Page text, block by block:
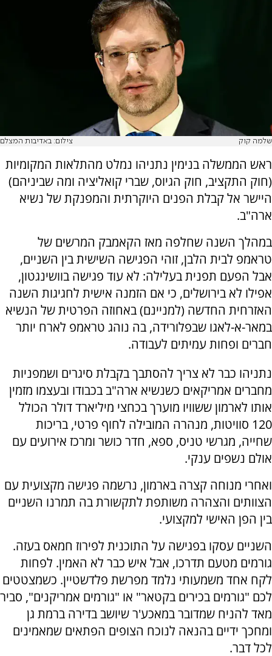
שלמה קוק צילום: באדיבות המצלם
ראש הממשלה בנימין נתניהו נמלט מהתלאות המקומיות
(חוק התקציב, חוק הגיוס, שברי קואליציה ומה שביניהם)
היישר אל קבלת הפנים היוקרתית והמפנקת של נשיא
ארה"ב.
במהלך השנה שחלפה מאז הקאמבק המרשים של
טראמפ לבית הלבן, זוהי הפגישה השישית בין השניים,
אבל הפעם תפנית בעלילה: לא עוד פגישה בוושינגטון,
אפילו לא בירושלים, כי אם הזמנה אישית לחגיגות השנה
האזרחית החדשה (למניינם) באחוזה הפרטית של הנשיא
במאר-א-לאגו שבפלורידה, בה נוהג טראמפ לארח יותר
חברים ופחות עמיתים לעבודה.
נתניהו כבר לא צריך להסתבך בקבלת סיגרים ושמפניות
מחברים אמריקאים כשנשיא ארה"ב בכבודו ובעצמו מזמין
אותו לארמון ששוויו מוערך בכחצי מיליארד דולר הכולל
120 סוויטות, מנהרה המובילה לחוף פרטי, בריכות
שחייה, מגרשי טניס, ספא, חדר כושר ומרכז אירועים עם
אולם נשפים ענקי.
ואחרי מנוחה קצרה בארמון, נרשמה פגישה מקצועית עם
הצוותים והצהרה משותפת לתקשורת בה תמרנו השניים
בין הפן האישי למקצועי.
השניים עסקו בפגישה על התוכנית לפירוז חמאס בעזה.
גורמים מטעם תדרכו, אבל איש כבר לא האמין. לפחות
לקח אחד משמעותי נלמד מפרשת פלדשטיין. כשמצטטים
לכם "גורמים בכירים בקטאר" או "גורמים אמריקנים", סביר
מאד להניח שמדובר במאכע'ר שיושב בדירה ברמת גן
ומחכך ידיים בהנאה לנוכח הצופים הפתאים שמאמינים
לכל דבר.